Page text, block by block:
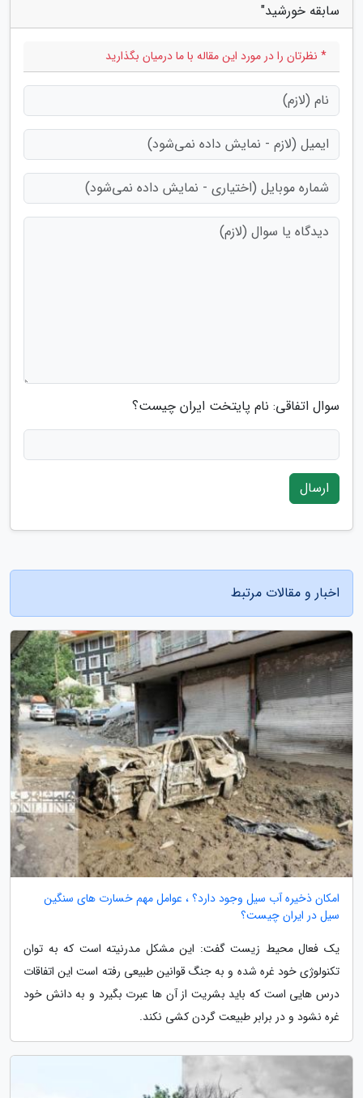
سابقه خورشید"
* نظرتان را در مورد این مقاله با ما درمیان بگذارید
سوال اتفاقی: نام پایتخت ایران چیست؟
ارسال
اخبار و مقالات مرتبط
امکان ذخیره آب سیل وجود دارد؟ ، عوامل مهم خسارت های سنگین
سیل در ایران چیست؟
یک فعال محیط زیست گفت: این مشکل مدرنیته است که به توان
تکنولوژی خود غره شده و به جنگ قوانین طبیعی رفته است این اتفاقات
درس هایی است که باید بشریت از آن ها عبرت بگیرد و به دانش خود
غره نشود و در برابر طبیعت گردن کشی نکند.